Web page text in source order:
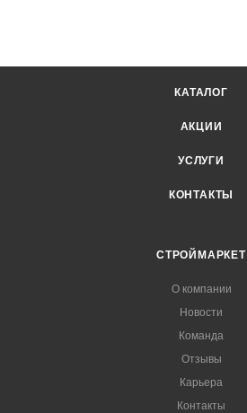
КАТАЛОГ
АКЦИИ
УСЛУГИ
КОНТАКТЫ
СТРОЙМАРКЕТ
О компании
Новости
Команда
Отзывы
Карьера
Контакты